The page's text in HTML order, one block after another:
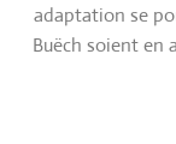
adaptation se
Buëch soient en